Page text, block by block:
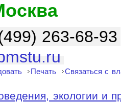
263-68-93
Печать Связаться с
экологии и